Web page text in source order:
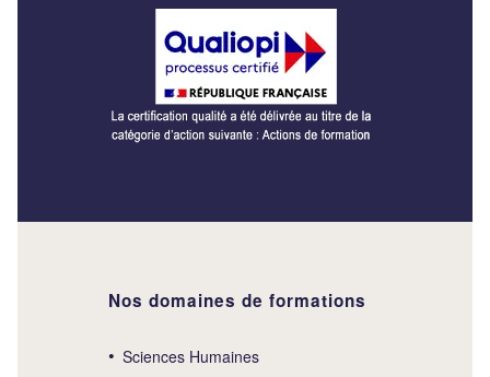
Nos domaines de formations
Sciences Humaines